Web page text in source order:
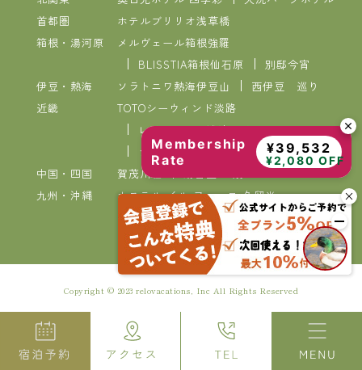
首都圏
ホテルブリリオ浅草橋
箱根・湯河原
メルヴェール箱根強羅
BLISSTIA箱根仙石原
別邸今宵
伊豆・熱海
ソラトニワ熱海伊豆山
西伊豆 巡り
近畿
TOTOシーウィンド淡路
レイセニット城崎スイートVILLA
ラコンテ有馬
中国・四国
賀茂川荘
九州・沖縄
ホステル イル ファーロ 久留米
VIVOVIVA石垣島
Copyright © 2023 relovacations, Inc All Rights Reserved
Membership
Rate
¥39,532
¥2,080 OFF